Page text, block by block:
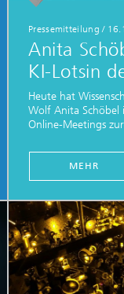
Pressemitteilung /
Anita
KI-Lotsin
Heute hat
Wolf Anita Schöbel
Online-Meetings
MEHR